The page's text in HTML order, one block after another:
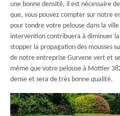
une bonne densité, il est nécessaire
que, vous pouvez compter sur notre
pour tondre votre pelouse dans la
intervention contribuera à diminuer
stopper la propagation des mousses
de notre entreprise Gurvene vert et
même que votre pelouse à Mottier
dense et sera de très bonne qualité.